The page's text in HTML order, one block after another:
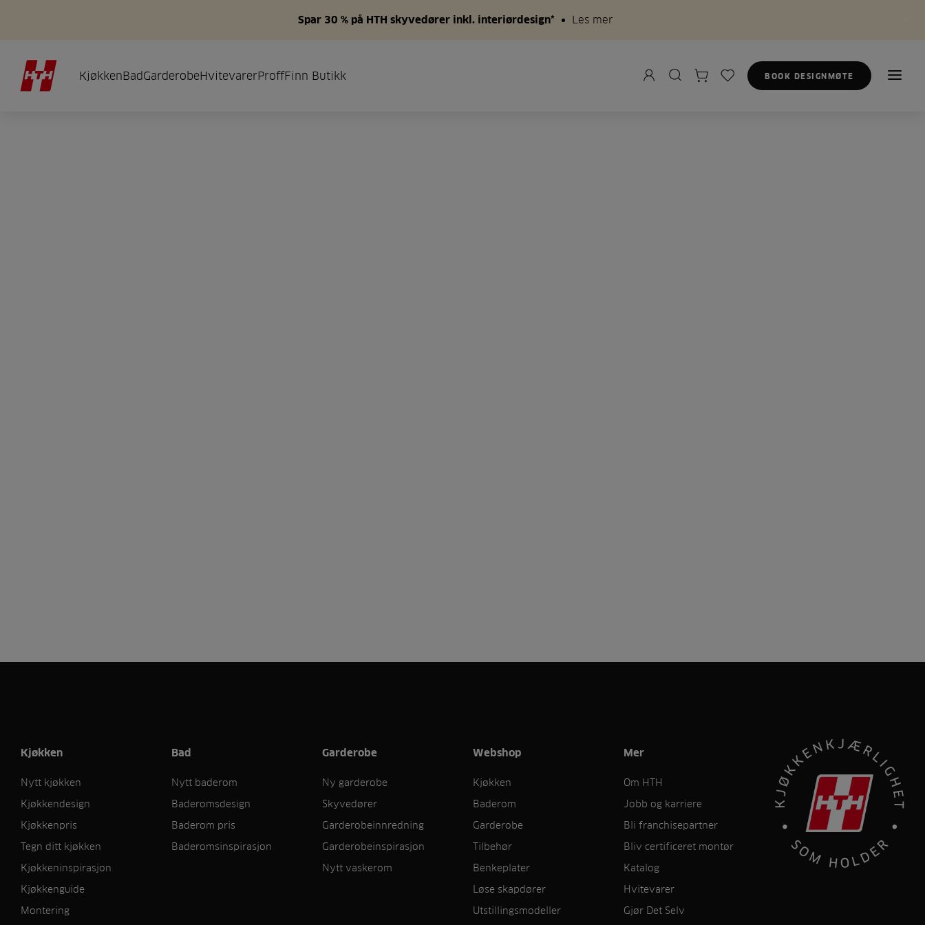
Spar 30 % på HTH skyvedører inkl. interiørdesign* Les mer
KjøkkenBadGarderobeHvitevarerProffFinn Butikk BOOK DESIGNMØTE
Kjøkken
Nytt kjøkken
Kjøkkendesign
Kjøkkenpris
Tegn ditt kjøkken
Kjøkkeninspirasjon
Kjøkkenguide
Montering
Bad
Nytt baderom
Baderomsdesign
Baderom pris
Baderomsinspirasjon
Garderobe
Ny garderobe
Skyvedører
Garderobeinnredning
Garderobeinspirasjon
Nytt vaskerom
Webshop
Kjøkken
Baderom
Garderobe
Tilbehør
Benkeplater
Løse skapdører
Utstillingsmodeller
Mer
Om HTH
Jobb og karriere
Bli franchisepartner
Bliv certificeret montør
Katalog
Hvitevarer
Gjør Det Selv